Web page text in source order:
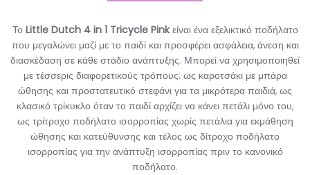
Το Little Dutch 4 in 1 Tricycle Pinkείναι ένα εξελικτικό ποδήλατο
που μεγαλώνει μαζί με το παιδί και προσφέρει ασφάλεια, άνεση και
διασκέδαση σε κάθε στάδιο ανάπτυξης. Μπορεί να χρησιμοποιηθεί
με τέσσερις διαφορετικούς τρόπους: ως καροτσάκι με μπάρα
ώθησης και προστατευτικό στεφάνι για τα μικρότερα παιδιά, ως
κλασικό τρίκυκλο όταν το παιδί αρχίζει να κάνει πετάλι μόνο του,
ως τρίτροχο ποδήλατο ισορροπίας χωρίς πετάλια για εκμάθηση
ώθησης και κατεύθυνσης και τέλος ως δίτροχο ποδήλατο
ισορροπίας για την ανάπτυξη ισορροπίας πριν το κανονικό
ποδήλατο.